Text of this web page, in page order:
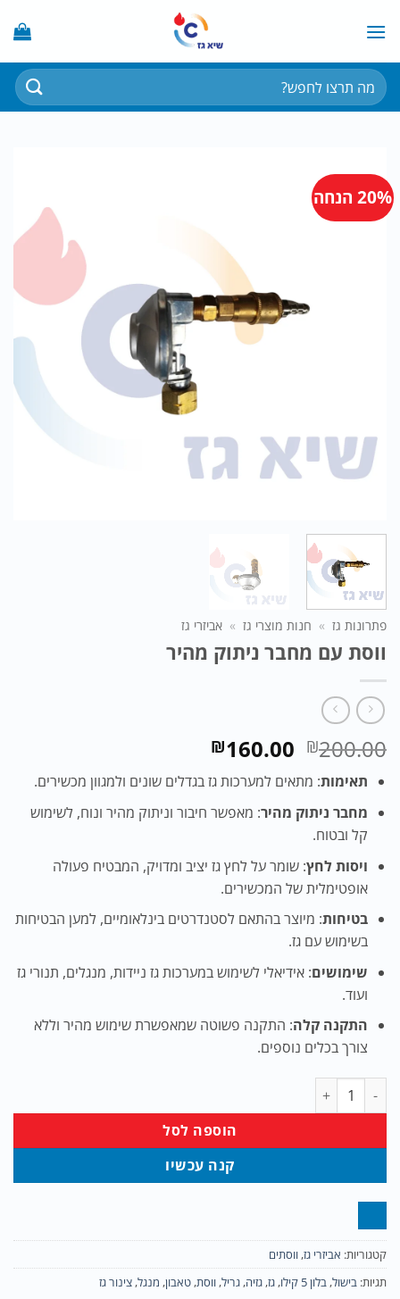
חיפוש
עבור:
20% הנחה
פתרונות גז » חנות מוצרי גז » אביזרי גז
ווסת עם מחבר ניתוק מהיר
₪200.00 המחיר
המקורי
היה:
₪200.00.
₪160.00
הנוכחי
הוא:
₪160.00.
תאימות: מתאים למערכות גז בגדלים שונים ולמגוון מכשירים.
מחבר ניתוק מהיר: מאפשר חיבור וניתוק מהיר ונוח, לשימוש
קל ובטוח.
ויסות לחץ: שומר על לחץ גז יציב ומדויק, המבטיח פעולה
אופטימלית של המכשירים.
בטיחות: מיוצר בהתאם לסטנדרטים בינלאומיים, למען הבטיחות
בשימוש עם גז.
שימושים: אידיאלי לשימוש במערכות גז ניידות, מנגלים, תנורי גז
ועוד.
התקנה קלה: התקנה פשוטה שמאפשרת שימוש מהיר וללא
צורך בכלים נוספים.
כמות של ווסת עם מחבר ניתוק מהיר
הוספה לסל
קנה עכשיו
קטגוריות: אביזרי גז, ווסתים
תגיות: בישול, בלון 5 קילו , גז, גזיה, גריל, ווסת, טאבון, מנגל, צינור גז